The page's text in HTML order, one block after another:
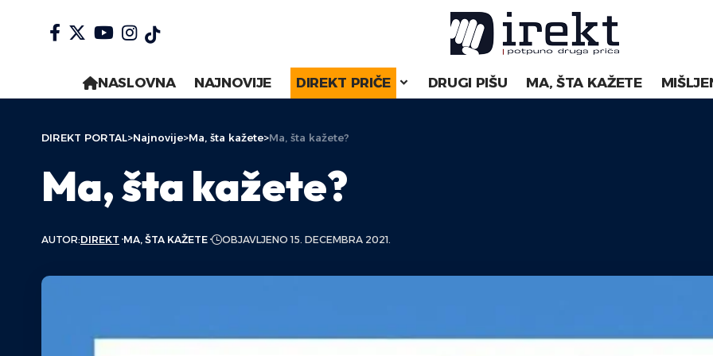
NASLOVNA NAJNOVIJE DIREKT PRIČE DRUGI PIŠU MA, ŠTA KAŽETE
DIREKT PORTAL>Najnovije>Ma, šta kažete>Ma, šta kažete?
Ma, šta kažete?
AUTOR:DIREKT MA, ŠTA KAŽETE OBJAVLJENO 15. DECEMBRA 2021.